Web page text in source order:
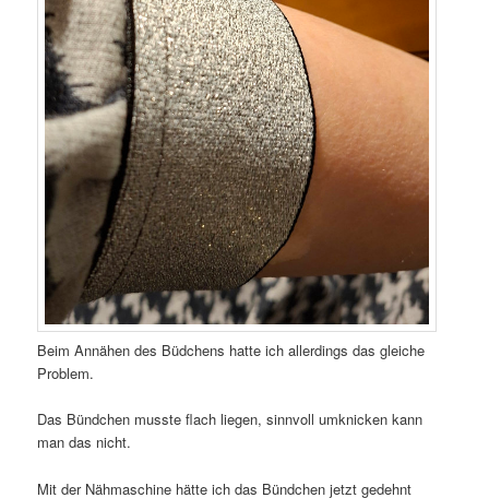
Beim Annähen des Büdchens hatte ich allerdings das gleiche
Problem.
Das Bündchen musste flach liegen, sinnvoll umknicken kann
man das nicht.
Mit der Nähmaschine hätte ich das Bündchen jetzt gedehnt